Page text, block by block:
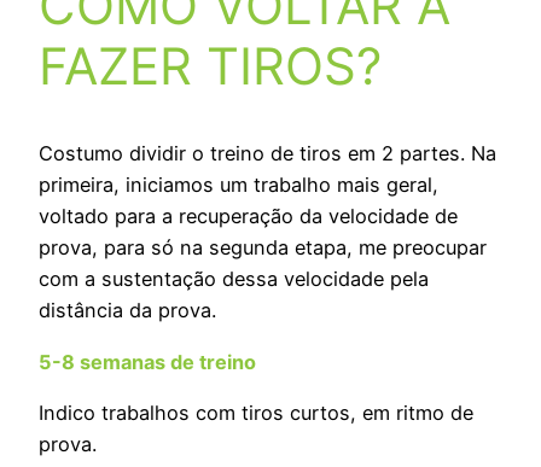
FAZER TIROS?
Costumo dividir o treino de tiros em 2 partes. Na
primeira, iniciamos um trabalho mais geral,
voltado para a recuperação da velocidade de
prova, para só na segunda etapa, me preocupar
com a sustentação dessa velocidade pela
distância da prova.
5-8 semanas de treino
Indico trabalhos com tiros curtos, em ritmo de
prova.